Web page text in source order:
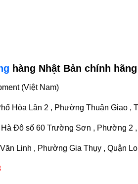
hàng Nhật Bản chính
(Việt Nam)
Hòa Lân 2 , Phường Thuận Giao ,
Đô số 60 Trường Sơn , Phường 2
Linh , Phường Gia Thụy , Quận